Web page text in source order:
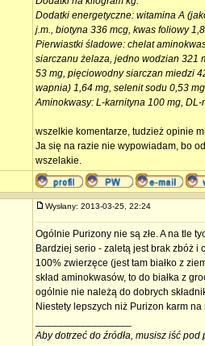
Dodatki energetyczne: witamina A
j.m., biotyna 336 mcg, kwas foliowy
Pierwiastki śladowe: chelat
siarczanu żelaza, jedno wodzian 321
53 mg, pięciowodny siarczan miedzi
wapnia) 1,64 mg, selenit sodu 0,53 mg
Aminokwasy: L-karnityna 100 mg,
wszelkie komentarze, tudzież opinie
Ja się na razie nie wypowiadam, bo
wszelakie.
Wysłany: 2013-03-25, 22:24
Ogólnie Purizony nie są złe. A na tle
Bardziej serio - zaletą jest brak zbóż i
100% zwierzęce (jest tam białko z
skład aminokwasów, to do białka z
ogólnie nie należą do dobrych
Niestety lepszych niż Purizon karm
Aby dotrzeć do źródła, musisz iść pod